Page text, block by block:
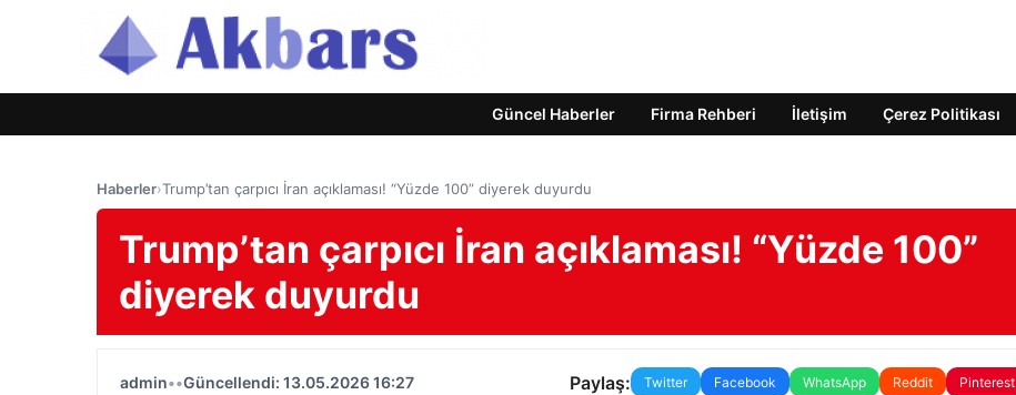
Güncel Haberler Firma Rehberi İletişim Çerez Politikası
Haberler›Trump’tan çarpıcı İran açıklaması! “Yüzde 100” diyerek duyurdu
Trump’tan çarpıcı İran açıklaması! “Yüzde 100”
diyerek duyurdu
admin••Güncellendi: 13.05.2026 16:27 Paylaş: Twitter Facebook WhatsApp Reddit Pinterest